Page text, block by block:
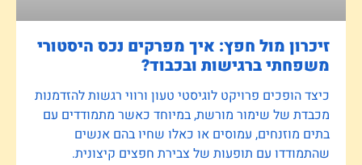
זיכרון מול חפץ: איך מפרקים נכס היסטורי
משפחתי ברגישות ובכבוד?
כיצד הופכים פרויקט לוגיסטי טעון ורווי רגשות להזדמנות
מכבדת של שימור מורשת, במיוחד כאשר מתמודדים עם
בתים מוזנחים, עמוסים או כאלו שחיו בהם אנשים
שהתמודדו עם תופעות של צבירת חפצים קיצונית.